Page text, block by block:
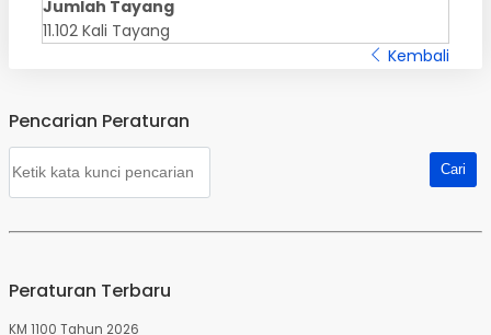
Jumlah Tayang
11.102 Kali Tayang
Kembali
Pencarian Peraturan
Peraturan Terbaru
KM 1100 Tahun 2026